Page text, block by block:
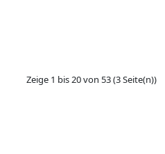
Zeige 1 bis 20 von 53 (3 Seite(n))